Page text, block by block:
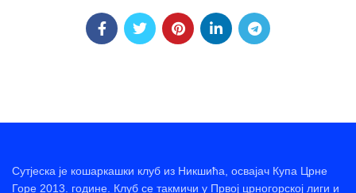
Сутјеска је кошаркашки клуб из Никшића, освајач Купа Црне
Горе 2013. године. Клуб се такмичи у Првој црногорској лиги и